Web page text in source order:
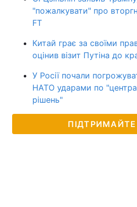
"пожалкувати" про
FT
Китай грає за своїми
оцінив візит Путіна до
У Росії почали
НАТО ударами по
рішень"